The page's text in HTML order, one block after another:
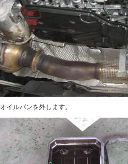
オイルパンを外します。